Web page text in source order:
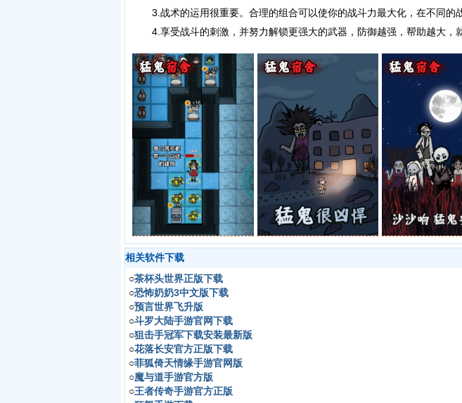
3.战术的运用很重要。合理的组合可以使你的战斗力最大化，在不同的战
4.享受战斗的刺激，并努力解锁更强大的武器，防御越强，帮助越大，就
相关软件下载
○茶杯头世界正版下载
○恐怖奶奶3中文版下载
○预言世界飞升版
○斗罗大陆手游官网下载
○狙击手冠军下载安装最新版
○花落长安官方正版下载
○菲狐倚天情缘手游官网版
○魔与道手游官方版
○王者传奇手游官方正版